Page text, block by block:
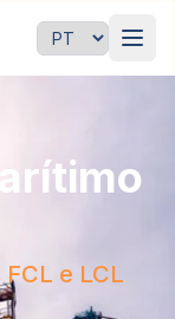
Idioma
e LCL